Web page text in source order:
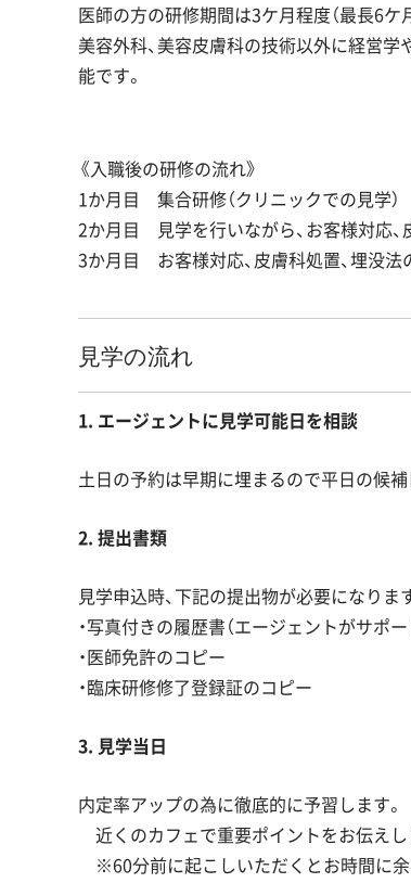
医師の方の研修期間は3ケ月程度（最長6ケ
美容外科、美容皮膚科の技術以外に経営
能です。
《入職後の研修の流れ》
1か月目 集合研修（クリニックでの見学）
2か月目 見学を行いながら、お客様対応、
3か月目 お客様対応、皮膚科処置、埋没法
見学の流れ
1. エージェントに見学可能日を相談
土日の予約は早期に埋まるので平日の候補
2. 提出書類
見学申込時、下記の提出物が必要になりま
・写真付きの履歴書（エージェントがサポー
・医師免許のコピー
・臨床研修修了登録証のコピー
3. 見学当日
内定率アップの為に徹底的に予習します。
近くのカフェで重要ポイントをお伝えし
※60分前に起こしいただくとお時間に余